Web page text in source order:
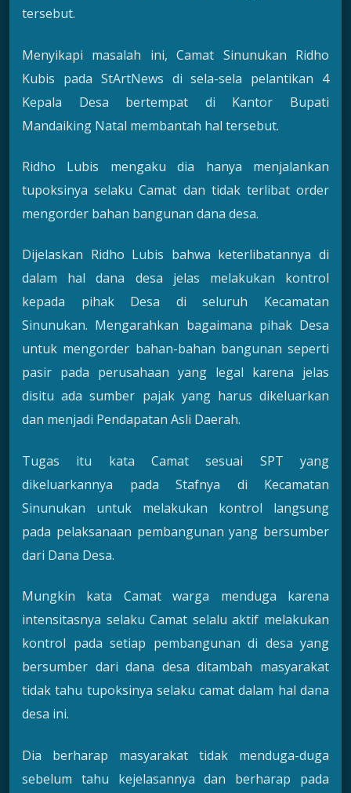
tersebut.
Menyikapi masalah ini, Camat Sinunukan Ridho
Kubis pada StArtNews di sela-sela pelantikan 4
Kepala Desa bertempat di Kantor Bupati
Mandaiking Natal membantah hal tersebut.
Ridho Lubis mengaku dia hanya menjalankan
tupoksinya selaku Camat dan tidak terlibat order
mengorder bahan bangunan dana desa.
Dijelaskan Ridho Lubis bahwa keterlibatannya di
dalam hal dana desa jelas melakukan kontrol
kepada pihak Desa di seluruh Kecamatan
Sinunukan. Mengarahkan bagaimana pihak Desa
untuk mengorder bahan-bahan bangunan seperti
pasir pada perusahaan yang legal karena jelas
disitu ada sumber pajak yang harus dikeluarkan
dan menjadi Pendapatan Asli Daerah.
Tugas itu kata Camat sesuai SPT yang
dikeluarkannya pada Stafnya di Kecamatan
Sinunukan untuk melakukan kontrol langsung
pada pelaksanaan pembangunan yang bersumber
dari Dana Desa.
Mungkin kata Camat warga menduga karena
intensitasnya selaku Camat selalu aktif melakukan
kontrol pada setiap pembangunan di desa yang
bersumber dari dana desa ditambah masyarakat
tidak tahu tupoksinya selaku camat dalam hal dana
desa ini.
Dia berharap masyarakat tidak menduga-duga
sebelum tahu kejelasannya dan berharap pada